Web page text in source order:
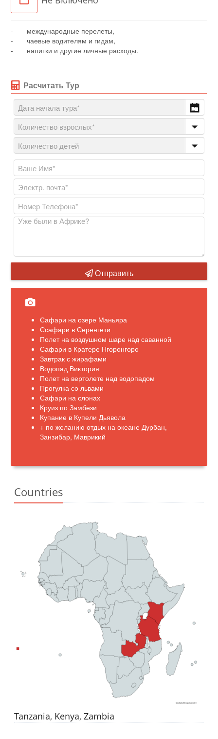
- международные перелеты,
- чаевые водителям и гидам,
- напитки и другие личные расходы.
Расчитать Тур
Отправить
Сафари на озере Маньяра
Ссафари в Серенгети
Полет на воздушном шаре над саванной
Сафари в Кратере Нгоронгоро
Завтрак с жирафами
Водопад Виктория
Полет на вертолете над водопадом
Прогулка со львами
Сафари на слонах
Круиз по Замбези
Купание в Купели Дьявола
+ по желанию отдых на океане Дурбан,
Занзибар, Маврикий
Countries
Tanzania, Kenya, Zambia